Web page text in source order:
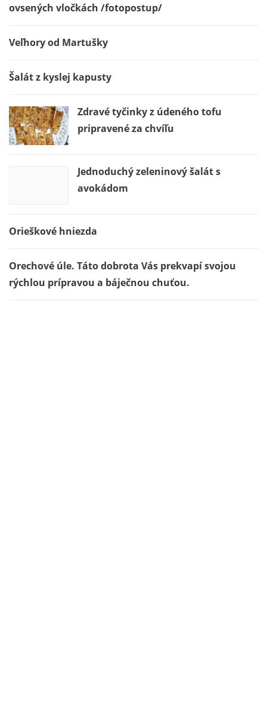
ovsených vločkách /fotopostup/
Veľhory od Martušky
Šalát z kyslej kapusty
Zdravé tyčinky z údeného tofu
pripravené za chvíľu
Jednoduchý zeleninový šalát s
avokádom
Orieškové hniezda
Orechové úle. Táto dobrota Vás prekvapí svojou
rýchlou prípravou a báječnou chuťou.